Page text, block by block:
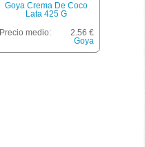
Goya Crema De Coco
Lata 425 G
Precio medio:
2.56 €
Goya